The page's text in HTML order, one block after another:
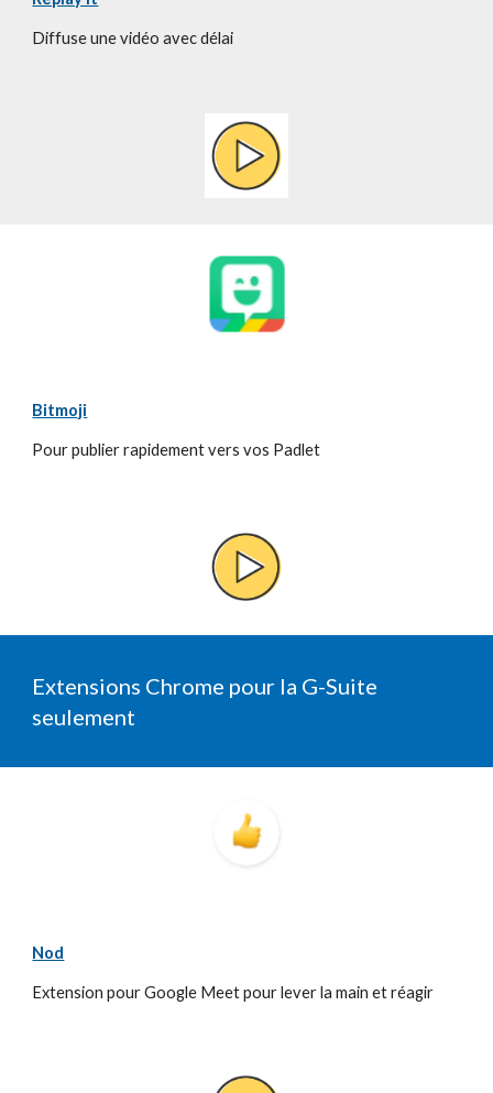
Diffuse une vidéo avec délai
Bitmoji
Pour publier rapidement vers vos Padlet
Extensions Chrome pour la G-Suite
seulement
Nod
Extension pour Google Meet pour lever la main et réagir